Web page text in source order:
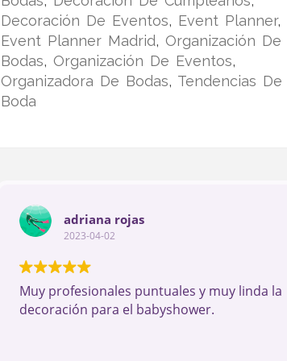
Decoración De Eventos, Event Planner,
Event Planner Madrid, Organización De
Bodas, Organización De Eventos,
Organizadora De Bodas, Tendencias De
Boda
adriana rojas
2023-04-02
Muy profesionales puntuales y muy linda la
decoración para el babyshower.